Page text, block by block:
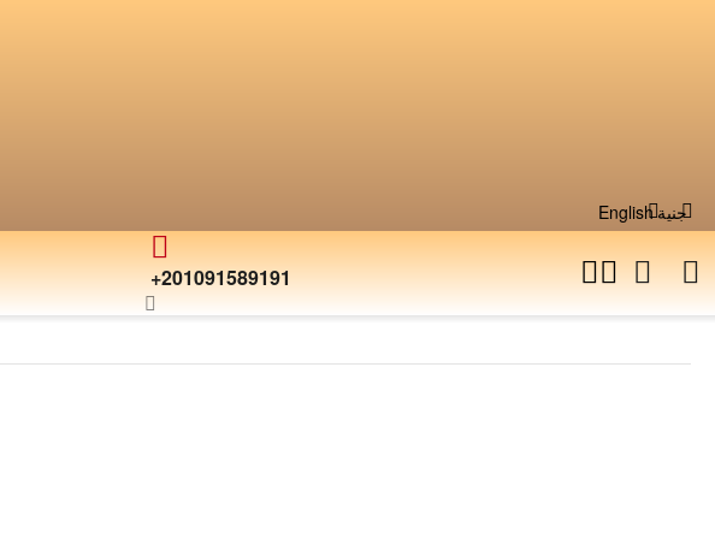
جنية English
+201091589191